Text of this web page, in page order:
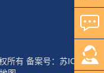
所有 备案号：苏ICP备